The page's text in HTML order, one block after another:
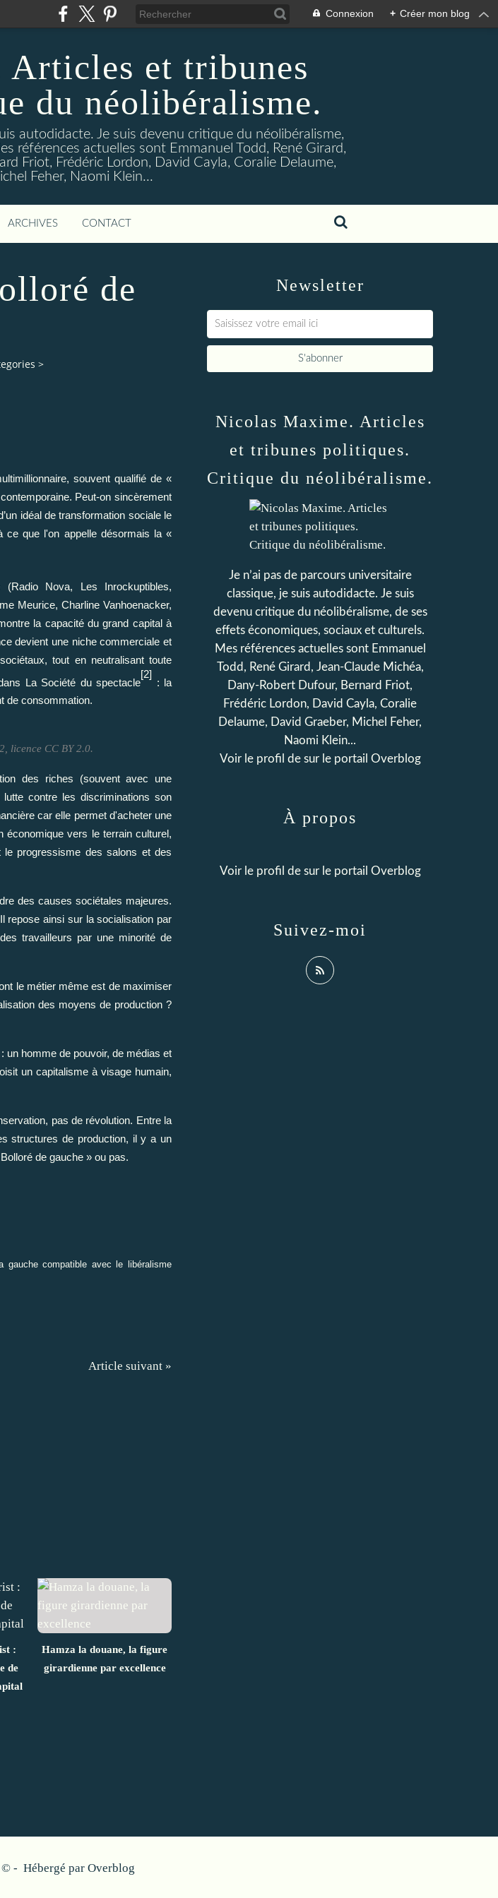
Connexion + Créer mon blog
et tribunes
du néolibéralisme.
autodidacte. Je suis devenu critique du néolibéralisme,
références actuelles sont Emmanuel Todd, René Girard,
Friot, Frédéric Lordon, David Cayla, Coralie Delaume,
Feher, Naomi Klein...
ARCHIVES CONTACT
de
>
souvent qualifié de «
Peut-on sincèrement
idéal de transformation sociale le
ce que l'on appelle désormais la «
Nova, Les Inrockuptibles,
Meurice, Charline Vanhoenacker,
la capacité du grand capital à
devient une niche commerciale et
tout en neutralisant toute
La Société du spectacle
[2]
: la
de consommation.
licence CC BY 2.0.
des riches (souvent avec une
contre les discriminations son
car elle permet d'acheter une
économique vers le terrain culturel,
progressisme des salons et des
des causes sociétales majeures.
repose ainsi sur la socialisation par
travailleurs par une minorité de
le métier même est de maximiser
des moyens de production ?
un homme de pouvoir, de médias et
un capitalisme à visage humain,
pas de révolution. Entre la
structures de production, il y a un
de gauche » ou pas.
gauche compatible avec le libéralisme
Article suivant »
:
de
Hamza la douane, la figure
girardienne par excellence
Newsletter
Nicolas Maxime. Articles
et tribunes politiques.
Critique du néolibéralisme.
Je n’ai pas de parcours universitaire
classique, je suis autodidacte. Je suis
devenu critique du néolibéralisme, de ses
effets économiques, sociaux et culturels.
Mes références actuelles sont Emmanuel
Todd, René Girard, Jean-Claude Michéa,
Dany-Robert Dufour, Bernard Friot,
Frédéric Lordon, David Cayla, Coralie
Delaume, David Graeber, Michel Feher,
Naomi Klein...
Voir le profil de sur le portail Overblog
Suivez-moi
À propos
Voir le profil de sur le portail Overblog
© - Hébergé par Overblog